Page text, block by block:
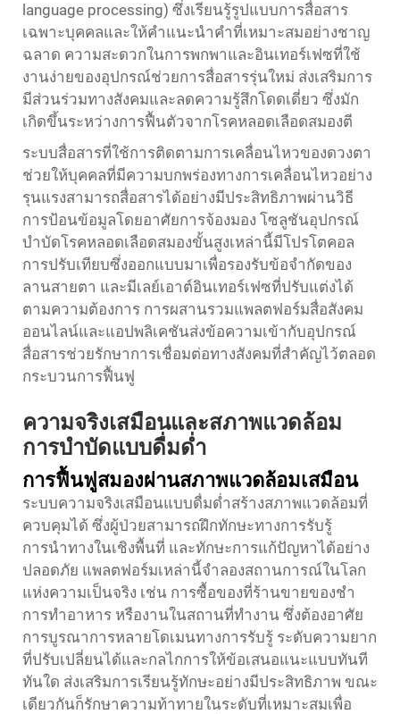
language processing) ซึ่งเรียนรู้รูปแบบการสื่อสาร
เฉพาะบุคคลและให้คำแนะนำคำที่เหมาะสมอย่างชาญ
ฉลาด ความสะดวกในการพกพาและอินเทอร์เฟซที่ใช้
งานง่ายของอุปกรณ์ช่วยการสื่อสารรุ่นใหม่ ส่งเสริมการ
มีส่วนร่วมทางสังคมและลดความรู้สึกโดดเดี่ยว ซึ่งมัก
เกิดขึ้นระหว่างการฟื้นตัวจากโรคหลอดเลือดสมองตี
ระบบสื่อสารที่ใช้การติดตามการเคลื่อนไหวของดวงตา
ช่วยให้บุคคลที่มีความบกพร่องทางการเคลื่อนไหวอย่าง
รุนแรงสามารถสื่อสารได้อย่างมีประสิทธิภาพผ่านวิธี
การป้อนข้อมูลโดยอาศัยการจ้องมอง โซลูชันอุปกรณ์
บำบัดโรคหลอดเลือดสมองขั้นสูงเหล่านี้มีโปรโตคอล
การปรับเทียบซึ่งออกแบบมาเพื่อรองรับข้อจำกัดของ
ลานสายตา และมีเลย์เอาต์อินเทอร์เฟซที่ปรับแต่งได้
ตามความต้องการ การผสานรวมแพลตฟอร์มสื่อสังคม
ออนไลน์และแอปพลิเคชันส่งข้อความเข้ากับอุปกรณ์
สื่อสารช่วยรักษาการเชื่อมต่อทางสังคมที่สำคัญไว้ตลอด
กระบวนการฟื้นฟู
ความจริงเสมือนและสภาพแวดล้อม
การบำบัดแบบดื่มด่ำ
การฟื้นฟูสมองผ่านสภาพแวดล้อมเสมือน
ระบบความจริงเสมือนแบบดื่มด่ำสร้างสภาพแวดล้อมที่
ควบคุมได้ ซึ่งผู้ป่วยสามารถฝึกทักษะทางการรับรู้
การนำทางในเชิงพื้นที่ และทักษะการแก้ปัญหาได้อย่าง
ปลอดภัย แพลตฟอร์มเหล่านี้จำลองสถานการณ์ในโลก
แห่งความเป็นจริง เช่น การซื้อของที่ร้านขายของชำ
การทำอาหาร หรืองานในสถานที่ทำงาน ซึ่งต้องอาศัย
การบูรณาการหลายโดเมนทางการรับรู้ ระดับความยาก
ที่ปรับเปลี่ยนได้และกลไกการให้ข้อเสนอแนะแบบทันที
ทันใด ส่งเสริมการเรียนรู้ทักษะอย่างมีประสิทธิภาพ ขณะ
เดียวกันก็รักษาความท้าทายในระดับที่เหมาะสมเพื่อ